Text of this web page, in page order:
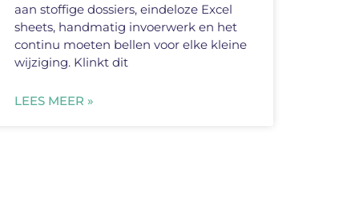
aan stoffige dossiers, eindeloze Excel
sheets, handmatig invoerwerk en het
continu moeten bellen voor elke kleine
wijziging. Klinkt dit
LEES MEER »